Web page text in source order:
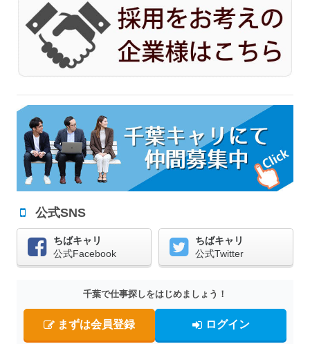
公式SNS
ちばキャリ
公式Facebook
ちばキャリ
公式Twitter
千葉で仕事探しをはじめましょう！
まずは会員登録 ログイン